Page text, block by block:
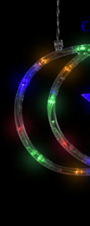
Безплатна